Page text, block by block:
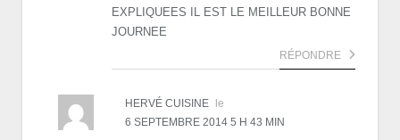
EXPLIQUEES IL EST LE MEILLEUR BONNE
JOURNEE
RÉPONDRE
HERVÉ CUISINE le
6 SEPTEMBRE 2014 5 H 43 MIN